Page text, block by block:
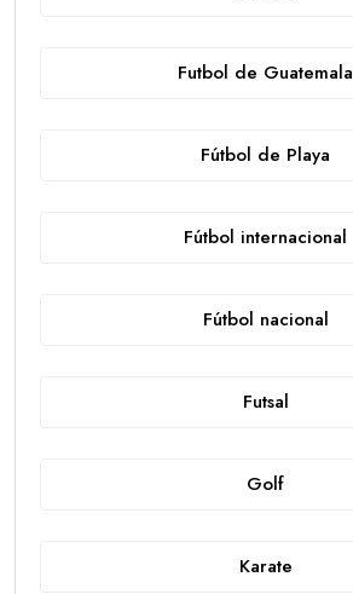
Futbol de Guatemala
Fútbol de Playa
Fútbol internacional
Fútbol nacional
Futsal
Golf
Karate